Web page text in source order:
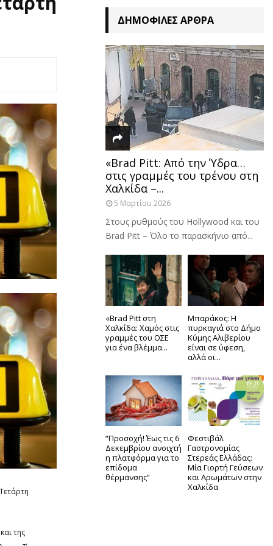
της
ΔΗΜΟΦΙΛΈΣ ΆΡΘΡΑ
«Brad Pitt: Από την Ύδρα…
στις γραμμές του τρένου στη
Χαλκίδα –...
5 Μαρτίου 2026
Στους ρυθμούς του Hollywood και του
Brad Pitt – Όλο το παρασκήνιο από...
«Brad Pitt στη
Χαλκίδα: Χαμός στις
γραμμές του ΟΣΕ
για ένα βλέμμα...
Μπαράκος: Η
πυρκαγιά στο Δήμο
Κύμης Αλιβερίου
είναι σε ύφεση,
αλλά οι...
“Προσοχή! Έως τις 6
Δεκεμβρίου ανοιχτή
η πλατφόρμα για το
επίδομα
θέρμανσης”
Φεστιβάλ
Γαστρονομίας
Στερεάς Ελλάδας:
Μία Γιορτή Γεύσεων
και Αρωμάτων στην
Χαλκίδα